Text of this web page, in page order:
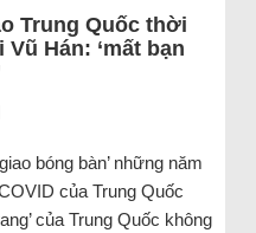
Trung Quốc thời
Hán: ‘mất bạn
bóng bàn’ những năm
của Trung Quốc
của Trung Quốc không